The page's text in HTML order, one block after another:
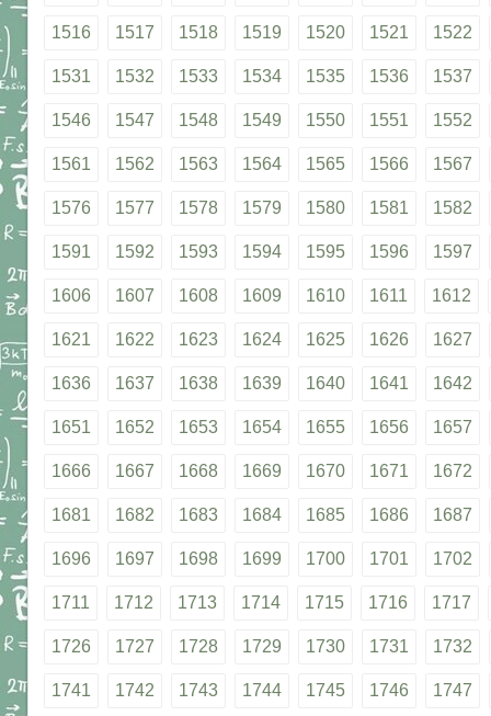
1516 1517 1518 1519 1520 1521 1522
1531 1532 1533 1534 1535 1536 1537
1546 1547 1548 1549 1550 1551 1552
1561 1562 1563 1564 1565 1566 1567
1576 1577 1578 1579 1580 1581 1582
1591 1592 1593 1594 1595 1596 1597
1606 1607 1608 1609 1610 1611 1612
1621 1622 1623 1624 1625 1626 1627
1636 1637 1638 1639 1640 1641 1642
1651 1652 1653 1654 1655 1656 1657
1666 1667 1668 1669 1670 1671 1672
1681 1682 1683 1684 1685 1686 1687
1696 1697 1698 1699 1700 1701 1702
1711 1712 1713 1714 1715 1716 1717
1726 1727 1728 1729 1730 1731 1732
1741 1742 1743 1744 1745 1746 1747